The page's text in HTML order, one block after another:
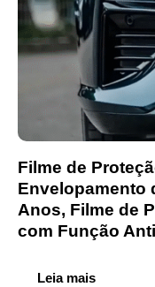
Filme de
Envelopamento
Anos, Filme de
com Função
Leia mais